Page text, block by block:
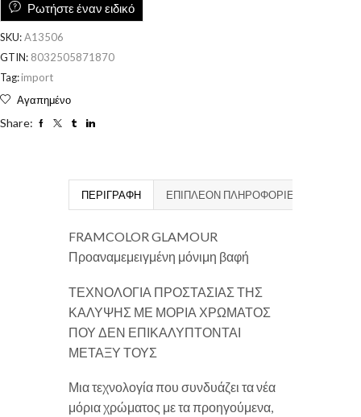
Ρωτήστε έναν ειδικό
SKU:A13506
GTIN: 8032505871870
Tag:import
Αγαπημένο
Share:
ΠΕΡΙΓΡΑΦΉ ΕΠΙΠΛΈΟΝ ΠΛΗΡΟΦΟΡΊΕΣ
FRAMCOLOR GLAMOUR
Προαναμεμειγμένη μόνιμη βαφή
ΤΕΧΝΟΛΟΓΙΑ ΠΡΟΣΤΑΣΙΑΣ ΤΗΣ
ΚΑΛΥΨΗΣ ΜΕ ΜΟΡΙΑ ΧΡΩΜΑΤΟΣ
ΠΟΥ ΔΕΝ ΕΠΙΚΑΛΥΠΤΟΝΤΑΙ
ΜΕΤΑΞΥ ΤΟΥΣ
Μια τεχνολογία που συνδυάζει τα νέα
μόρια χρώματος με τα προηγούμενα,